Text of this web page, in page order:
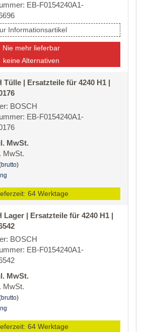
EB-F0154240A1-
Informationsartikel
Nie mehr lieferbar
keine Alternativen
Tülle | Ersatzteile für 4240 H1 |
BOSCH
EB-F0154240A1-
MwSt.
MwSt.
64 Werktage
Lager | Ersatzteile für 4240 H1 |
BOSCH
EB-F0154240A1-
MwSt.
MwSt.
64 Werktage